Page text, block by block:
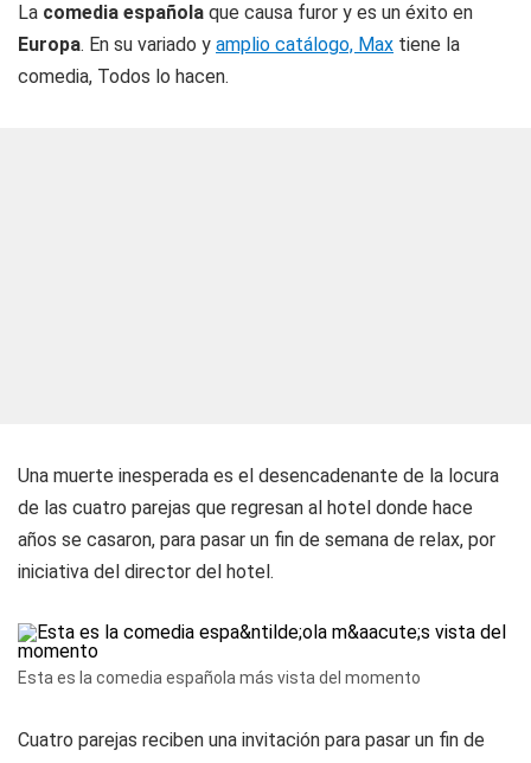
La comedia española que causa furor y es un éxito en
Europa. En su variado y amplio catálogo, Max tiene la
comedia, Todos lo hacen.
Una muerte inesperada es el desencadenante de la locura
de las cuatro parejas que regresan al hotel donde hace
años se casaron, para pasar un fin de semana de relax, por
iniciativa del director del hotel.
Esta es la comedia española más vista del momento
Cuatro parejas reciben una invitación para pasar un fin de